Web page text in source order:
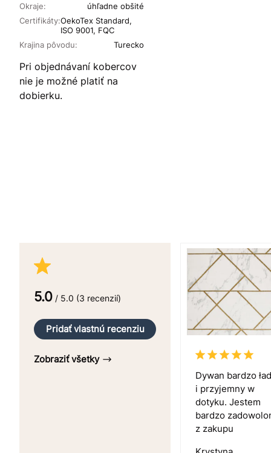
Okraje: úhľadne obšité
Krajina pôvodu: Turecko
Certifikáty:OekoTex Standard,
ISO 9001, FQC
Pri objednávaní kobercov
nie je možné platiť na
dobierku.
5.0 / 5.0 (3 recenzií)
Pridať vlastnú recenziu
Zobraziť všetky
Dywan bardzo
i przyjemny w
dotyku. Jestem
bardzo
z zakupu